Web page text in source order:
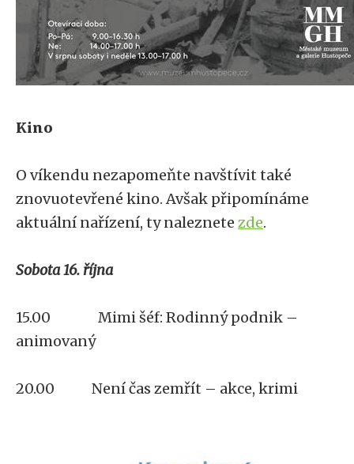
Kino
O víkendu nezapomeňte navštívit také
znovuotevřené kino. Avšak připomínáme
aktuální nařízení, ty naleznete zde.
Sobota 16. října
15.00 Mimi šéf: Rodinný podnik –
animovaný
20.00 Není čas zemřít – akce, krimi